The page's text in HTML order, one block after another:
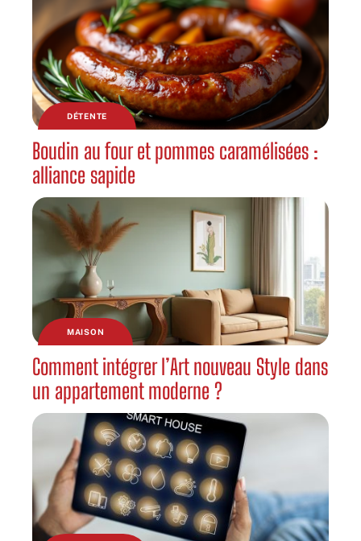
DÉTENTE
Boudin au four et pommes caramélisées :
alliance sapide
MAISON
Comment intégrer l’Art nouveau Style dans
un appartement moderne ?